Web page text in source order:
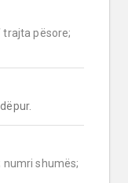
trajta pësore;
numri shumës;